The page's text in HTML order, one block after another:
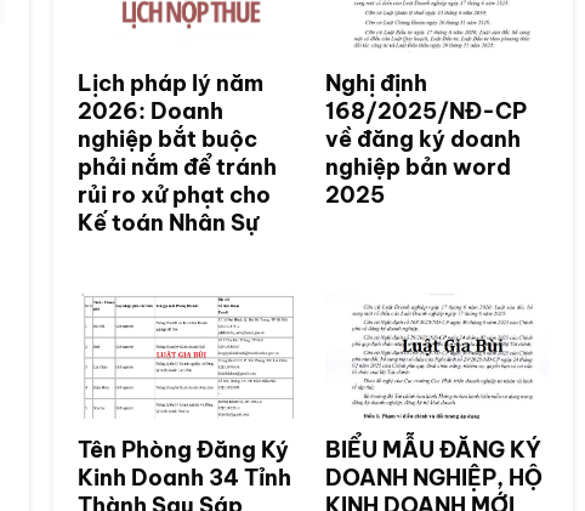
Lịch pháp lý năm
2026: Doanh
nghiệp bắt buộc
phải nắm để tránh
rủi ro xử phạt cho
Kế toán Nhân Sự
Nghị định
168/2025/NĐ-CP
về đăng ký doanh
nghiệp bản word
2025
Tên Phòng Đăng Ký
Kinh Doanh 34 Tỉnh
BIỂU MẪU ĐĂNG KÝ
DOANH NGHIỆP, HỘ